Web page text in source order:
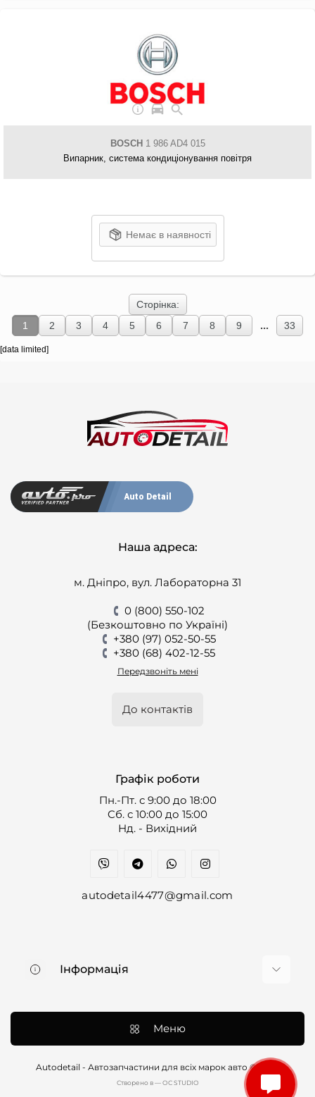
BOSCH 1 986 AD4 015
Випарник, система кондиціонування повітря
Немає в наявності
Сторінка:
1
2 3 4 5 6 7 8 9 ... 33
[data limited]
Auto Detail
Наша адреса:
м. Дніпро, вул. Лабораторна 31
0 (800) 550-102
(Безкоштовно по Україні)
+380 (97) 052-50-55
+380 (68) 402-12-55
Передзвоніть мені
До контактів
Графік роботи
Пн.-Пт. с 9:00 до 18:00
Cб. с 10:00 до 15:00
Нд. - Вихідний
autodetail4477@gmail.com
Інформація
Контакти
Договір оферти
Меню
Autodetail - Автозапчастини для всіх марок авто © 2026
Cтворено в — OC STUDIO